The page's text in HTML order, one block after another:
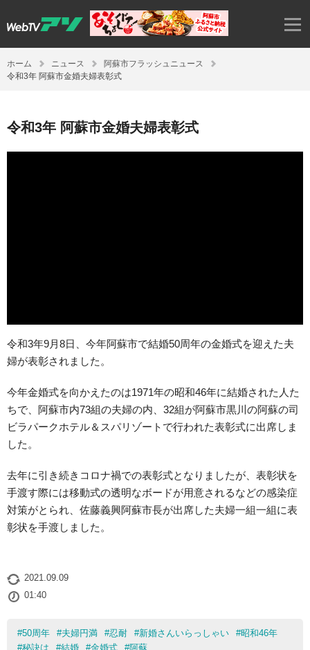
ホーム ニュース
阿蘇市フラッシュニュース
令和3年 阿蘇市金婚夫婦表彰式
令和3年 阿蘇市金婚夫婦表彰式
令和3年9月8日、今年阿蘇市で結婚50周年の金婚式を迎えた夫
婦が表彰されました。
今年金婚式を向かえたのは1971年の昭和46年に結婚された人た
ちで、阿蘇市内73組の夫婦の内、32組が阿蘇市黒川の阿蘇の司
ビラパークホテル＆スパリゾートで行われた表彰式に出席しま
した。
去年に引き続きコロナ禍での表彰式となりましたが、表彰状を
手渡す際には移動式の透明なボードが用意されるなどの感染症
対策がとられ、佐藤義興阿蘇市長が出席した夫婦一組一組に表
彰状を手渡しました。
2021.09.09
01:40
#50周年 #夫婦円満 #忍耐 #新婚さんいらっしゃい #昭和46年
#秘訣は #結婚 #金婚式 #阿蘇